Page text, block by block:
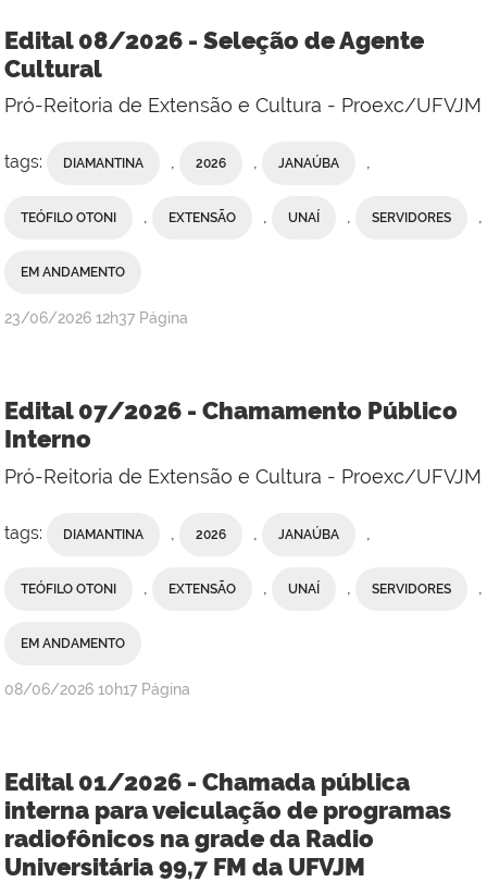
Edital 08/2026 - Seleção de Agente
Cultural
Pró-Reitoria de Extensão e Cultura - Proexc/UFVJM
tags: DIAMANTINA , 2026 , JANAÚBA ,
TEÓFILO OTONI , EXTENSÃO , UNAÍ , SERVIDORES ,
EM ANDAMENTO
publicado
23/06/2026 12h37 Página
Edital 07/2026 - Chamamento Público
Interno
Pró-Reitoria de Extensão e Cultura - Proexc/UFVJM
tags: DIAMANTINA , 2026 , JANAÚBA ,
TEÓFILO OTONI , EXTENSÃO , UNAÍ , SERVIDORES ,
EM ANDAMENTO
publicado
08/06/2026 10h17 Página
Edital 01/2026 - Chamada pública
interna para veiculação de programas
radiofônicos na grade da Radio
Universitária 99,7 FM da UFVJM